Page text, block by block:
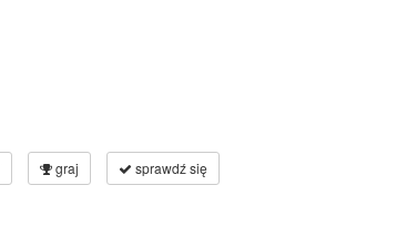
graj sprawdź się